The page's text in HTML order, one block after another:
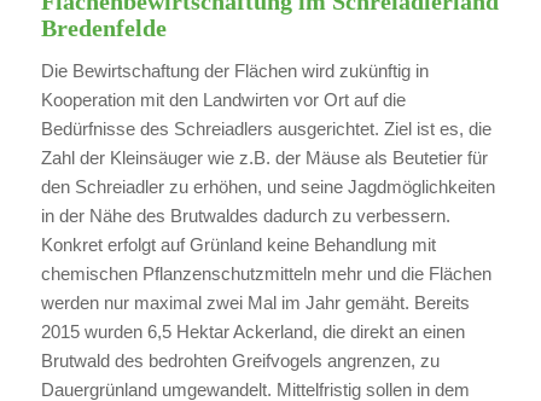
Bredenfelde
Die Bewirtschaftung der Flächen wird zukünftig in
Kooperation mit den Landwirten vor Ort auf die
Bedürfnisse des Schreiadlers ausgerichtet. Ziel ist es, die
Zahl der Kleinsäuger wie z.B. der Mäuse als Beutetier für
den Schreiadler zu erhöhen, und seine Jagdmöglichkeiten
in der Nähe des Brutwaldes dadurch zu verbessern.
Konkret erfolgt auf Grünland keine Behandlung mit
chemischen Pflanzenschutzmitteln mehr und die Flächen
werden nur maximal zwei Mal im Jahr gemäht. Bereits
2015 wurden 6,5 Hektar Ackerland, die direkt an einen
Brutwald des bedrohten Greifvogels angrenzen, zu
Dauergrünland umgewandelt. Mittelfristig sollen in dem